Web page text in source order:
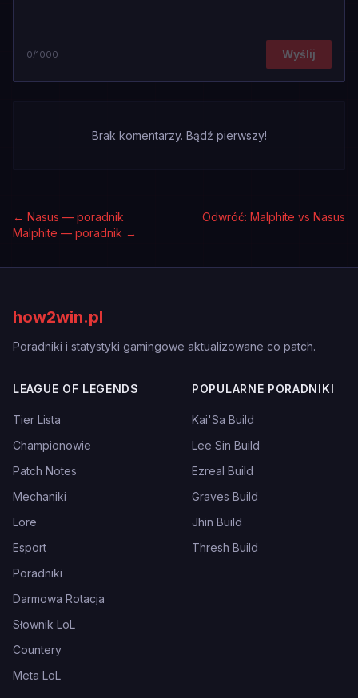
0/1000 Wyślij
Brak komentarzy. Bądź pierwszy!
← Nasus — poradnik
Odwróć: Malphite vs Nasus
Malphite — poradnik →
how2win.pl
Poradniki i statystyki gamingowe aktualizowane co patch.
LEAGUE OF LEGENDS
Tier Lista
Championowie
Patch Notes
Mechaniki
Lore
Esport
Poradniki
Darmowa Rotacja
Słownik LoL
Countery
Meta LoL
POPULARNE PORADNIKI
Kai'Sa Build
Lee Sin Build
Ezreal Build
Graves Build
Jhin Build
Thresh Build